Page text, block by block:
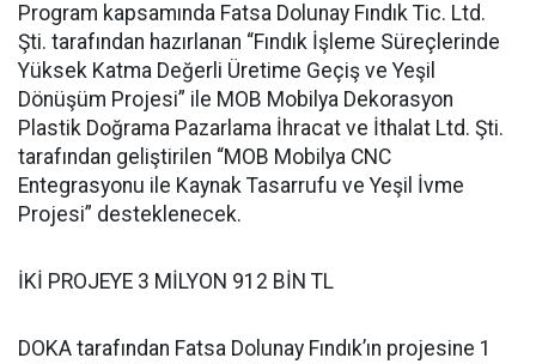
Program kapsamında Fatsa Dolunay Fındık Tic. Ltd.
Şti. tarafından hazırlanan “Fındık İşleme Süreçlerinde
Yüksek Katma Değerli Üretime Geçiş ve Yeşil
Dönüşüm Projesi” ile MOB Mobilya Dekorasyon
Plastik Doğrama Pazarlama İhracat ve İthalat Ltd. Şti.
tarafından geliştirilen “MOB Mobilya CNC
Entegrasyonu ile Kaynak Tasarrufu ve Yeşil İvme
Projesi” desteklenecek.
İKİ PROJEYE 3 MİLYON 912 BİN TL
DOKA tarafından Fatsa Dolunay Fındık’ın projesine 1